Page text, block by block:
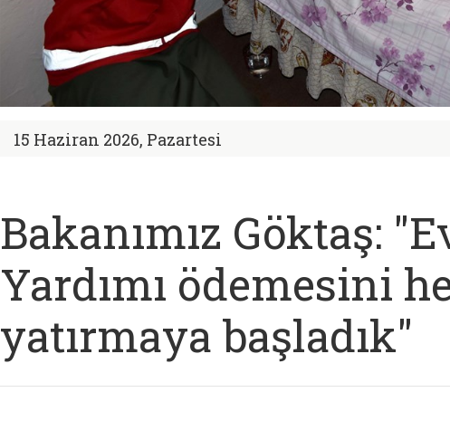
15 Haziran 2026, Pazartesi
Bakanımız Göktaş:
Yardımı ödemesini
yatırmaya başladık"